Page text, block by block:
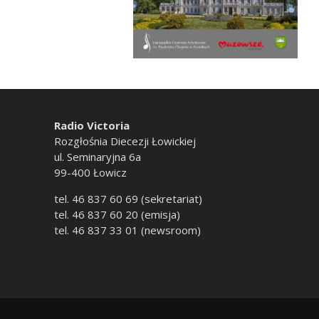
Radio Victoria
Rozgłośnia Diecezji Łowickiej
ul. Seminaryjna 6a
99-400 Łowicz
tel. 46 837 60 69 (sekretariat)
tel. 46 837 60 20 (emisja)
tel. 46 837 33 01 (newsroom)